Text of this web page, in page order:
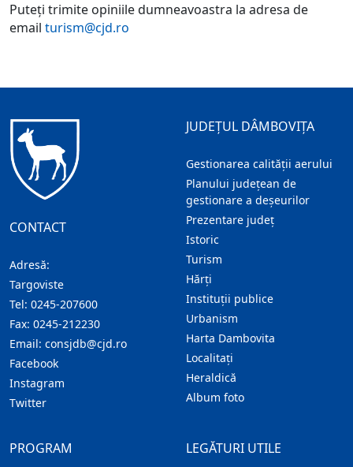
Puteți trimite opiniile dumneavoastra la adresa de
email turism@cjd.ro
CONTACT
Adresă:
Targoviste
Tel: 0245-207600
Fax: 0245-212230
Email: consjdb@cjd.ro
Facebook
Instagram
Twitter
JUDEȚUL DÂMBOVIȚA
Gestionarea calității aerului
Planului județean de
gestionare a deșeurilor
Prezentare judeţ
Istoric
Turism
Hărţi
Instituţii publice
Urbanism
Harta Dambovita
Localitaţi
Heraldică
Album foto
LEGĂTURI UTILE
PROGRAM